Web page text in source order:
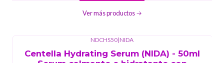
Ver más productos
NDCHS50|NIDA
Centella Hydrating Serum (NIDA) - 50ml